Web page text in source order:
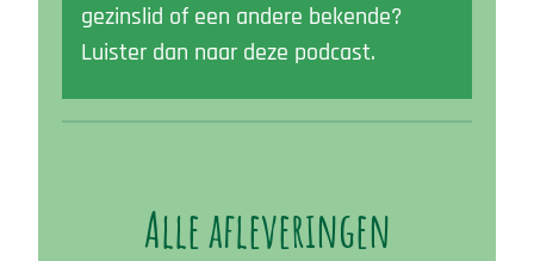
gezinslid of een andere bekende?
Luister dan naar deze podcast.
Alle afleveringen